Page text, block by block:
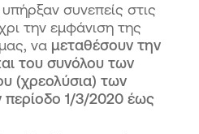
υπήρξαν συνεπείς στις
την εμφάνιση της
να μεταθέσουν την
του συνόλου των
(χρεολύσια) των
περίοδο 1/3/2020 έως